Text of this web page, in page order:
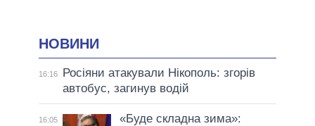
НОВИНИ
16:16
Росіяни атакували Нікополь: згорів
автобус, загинув водій
16:05
«Буде складна зима»: